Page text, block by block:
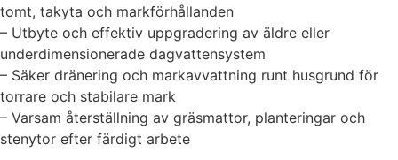
tomt, takyta och markförhållanden
– Utbyte och effektiv uppgradering av äldre eller
underdimensionerade dagvattensystem
– Säker dränering och markavvattning runt husgrund för
torrare och stabilare mark
– Varsam återställning av gräsmattor, planteringar och
stenytor efter färdigt arbete